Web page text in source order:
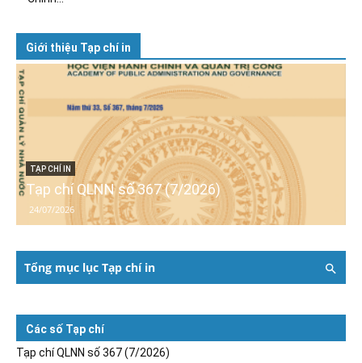
Giới thiệu Tạp chí in
TẠP CHÍ IN
Tạp chí QLNN số 367 (7/2026)
24/07/2026
Tổng mục lục Tạp chí in
Các số Tạp chí
Tạp chí QLNN số 367 (7/2026)